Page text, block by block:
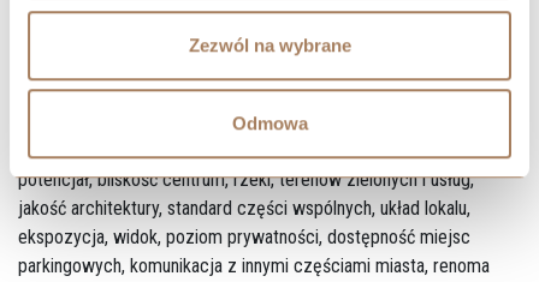
Zezwól na wybrane
Odmowa
Wybór apartamentu we Wrocławiu powinien wykraczać poza
analizę wizualizacji i ceny. Dobrze jest sprawdzić, jak inwestycja
będzie działała w codziennym użytkowaniu i jak dana lokalizacja
Najważniejsze elementy do oceny to: lokalizacja i jej dalszy
potencjał, bliskość centrum, rzeki, terenów zielonych i usług,
jakość architektury, standard części wspólnych, układ lokalu,
ekspozycja, widok, poziom prywatności, dostępność miejsc
parkingowych, komunikacja z innymi częściami miasta, renoma